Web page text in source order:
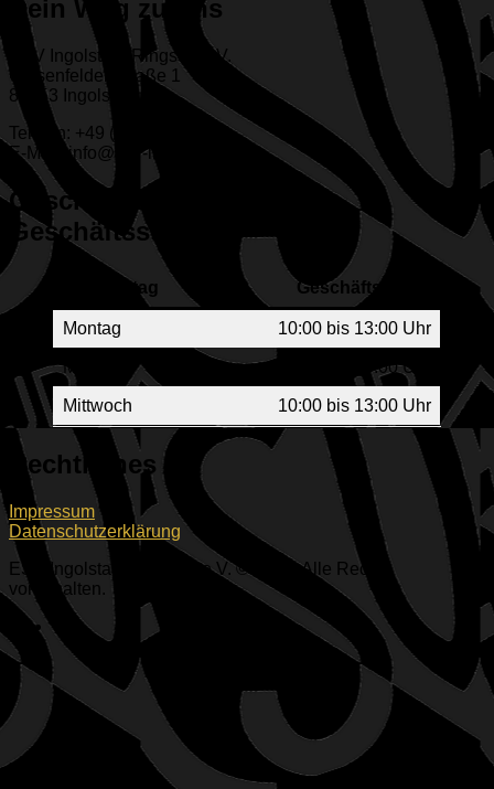
Dein Weg zu uns
ESV Ingolstadt-Ringsee e.V.
Geisenfelder Straße 1
85053 Ingolstadt
Telefon: +49 (841) 65313
E-Mail: info@esv-ingolstadt.de
Geschäftszeiten der ESV-
Geschäftsstelle
Wochentag Geschäftszeiten
Montag 10:00 bis 13:00 Uhr
Montag 17:00 bis 19:00 Uhr
Mittwoch 10:00 bis 13:00 Uhr
Rechtliches
Impressum
Datenschutzerklärung
ESV Ingolstadt-Ringsee e.V. © 2026. Alle Rechte
vorbehalten.